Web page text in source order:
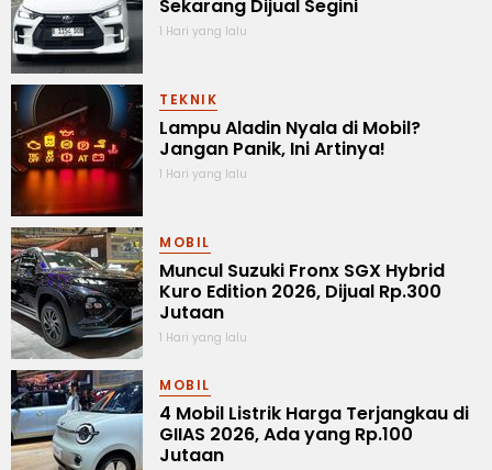
Sekarang Dijual Segini
1 Hari yang lalu
TEKNIK
Lampu Aladin Nyala di Mobil?
Jangan Panik, Ini Artinya!
1 Hari yang lalu
MOBIL
Muncul Suzuki Fronx SGX Hybrid
Kuro Edition 2026, Dijual Rp.300
Jutaan
1 Hari yang lalu
MOBIL
4 Mobil Listrik Harga Terjangkau di
GIIAS 2026, Ada yang Rp.100
Jutaan